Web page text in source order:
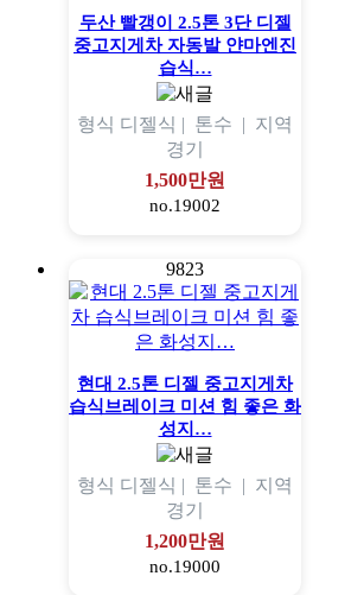
두산 빨갱이 2.5톤 3단 디젤
중고지게차 자동발 얀마엔진
습식…
형식 디젤식 | 톤수 | 지역
경기
1,500만원
no.19002
9823
현대 2.5톤 디젤 중고지게차
습식브레이크 미션 힘 좋은 화
성지…
형식 디젤식 | 톤수 | 지역
경기
1,200만원
no.19000